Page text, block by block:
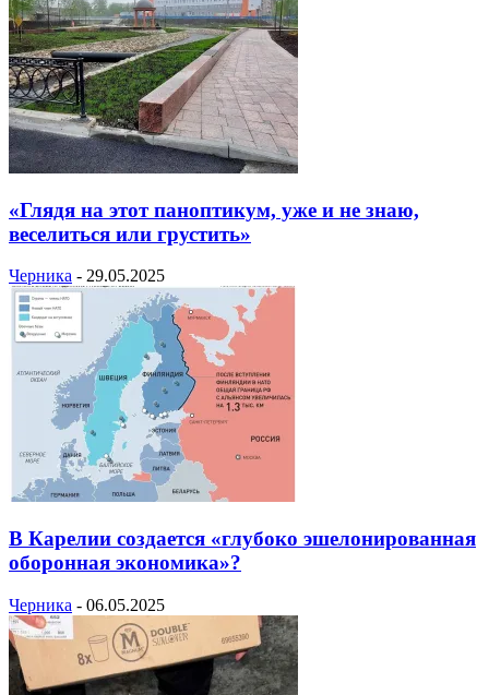
«Глядя на этот паноптикум, уже и не знаю,
веселиться или грустить»
Черника - 29.05.2025
В Карелии создается «глубоко эшелонированная
оборонная экономика»?
Черника - 06.05.2025